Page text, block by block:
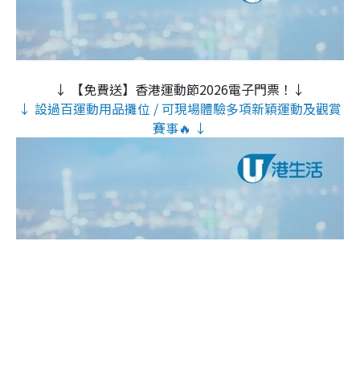
↓ 【免費送】香港運動節2026電子門票！↓
↓ 設過百運動用品攤位 / 可現場體驗多項新穎運動及觀賞
賽事🔥 ↓